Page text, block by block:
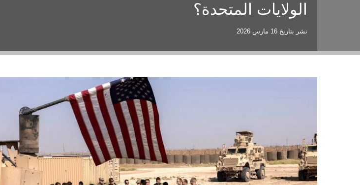
الولايات المتحدة؟
نشر بتاريخ 16 مارس 2026